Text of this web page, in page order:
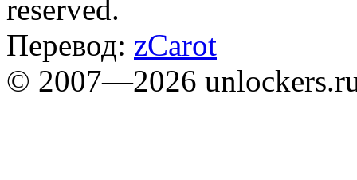
reserved.
Перевод: zCarot
© 2007—2026